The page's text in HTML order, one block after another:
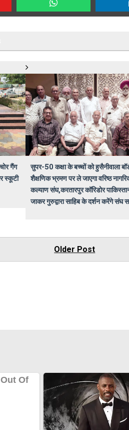
गैंग
स्कूटी
सुपर-50 कक्षा के बच्चों को हुसैनीवाला
शैक्षणिक भ्रमण पर ले जाएगा वरिष्ठ
कल्याण संघ,करतारपुर कॉरिडोर
जाकर गुरुद्वारा साहिब के दर्शन करेंगे संघ
Older Post